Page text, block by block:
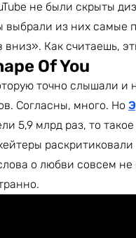
не были скрыты
выбрали из них самые
вниз». Как считаешь,
Of You
точно слышали и
Согласны, много. Но
5,9 млрд раз, то
о любви совсем